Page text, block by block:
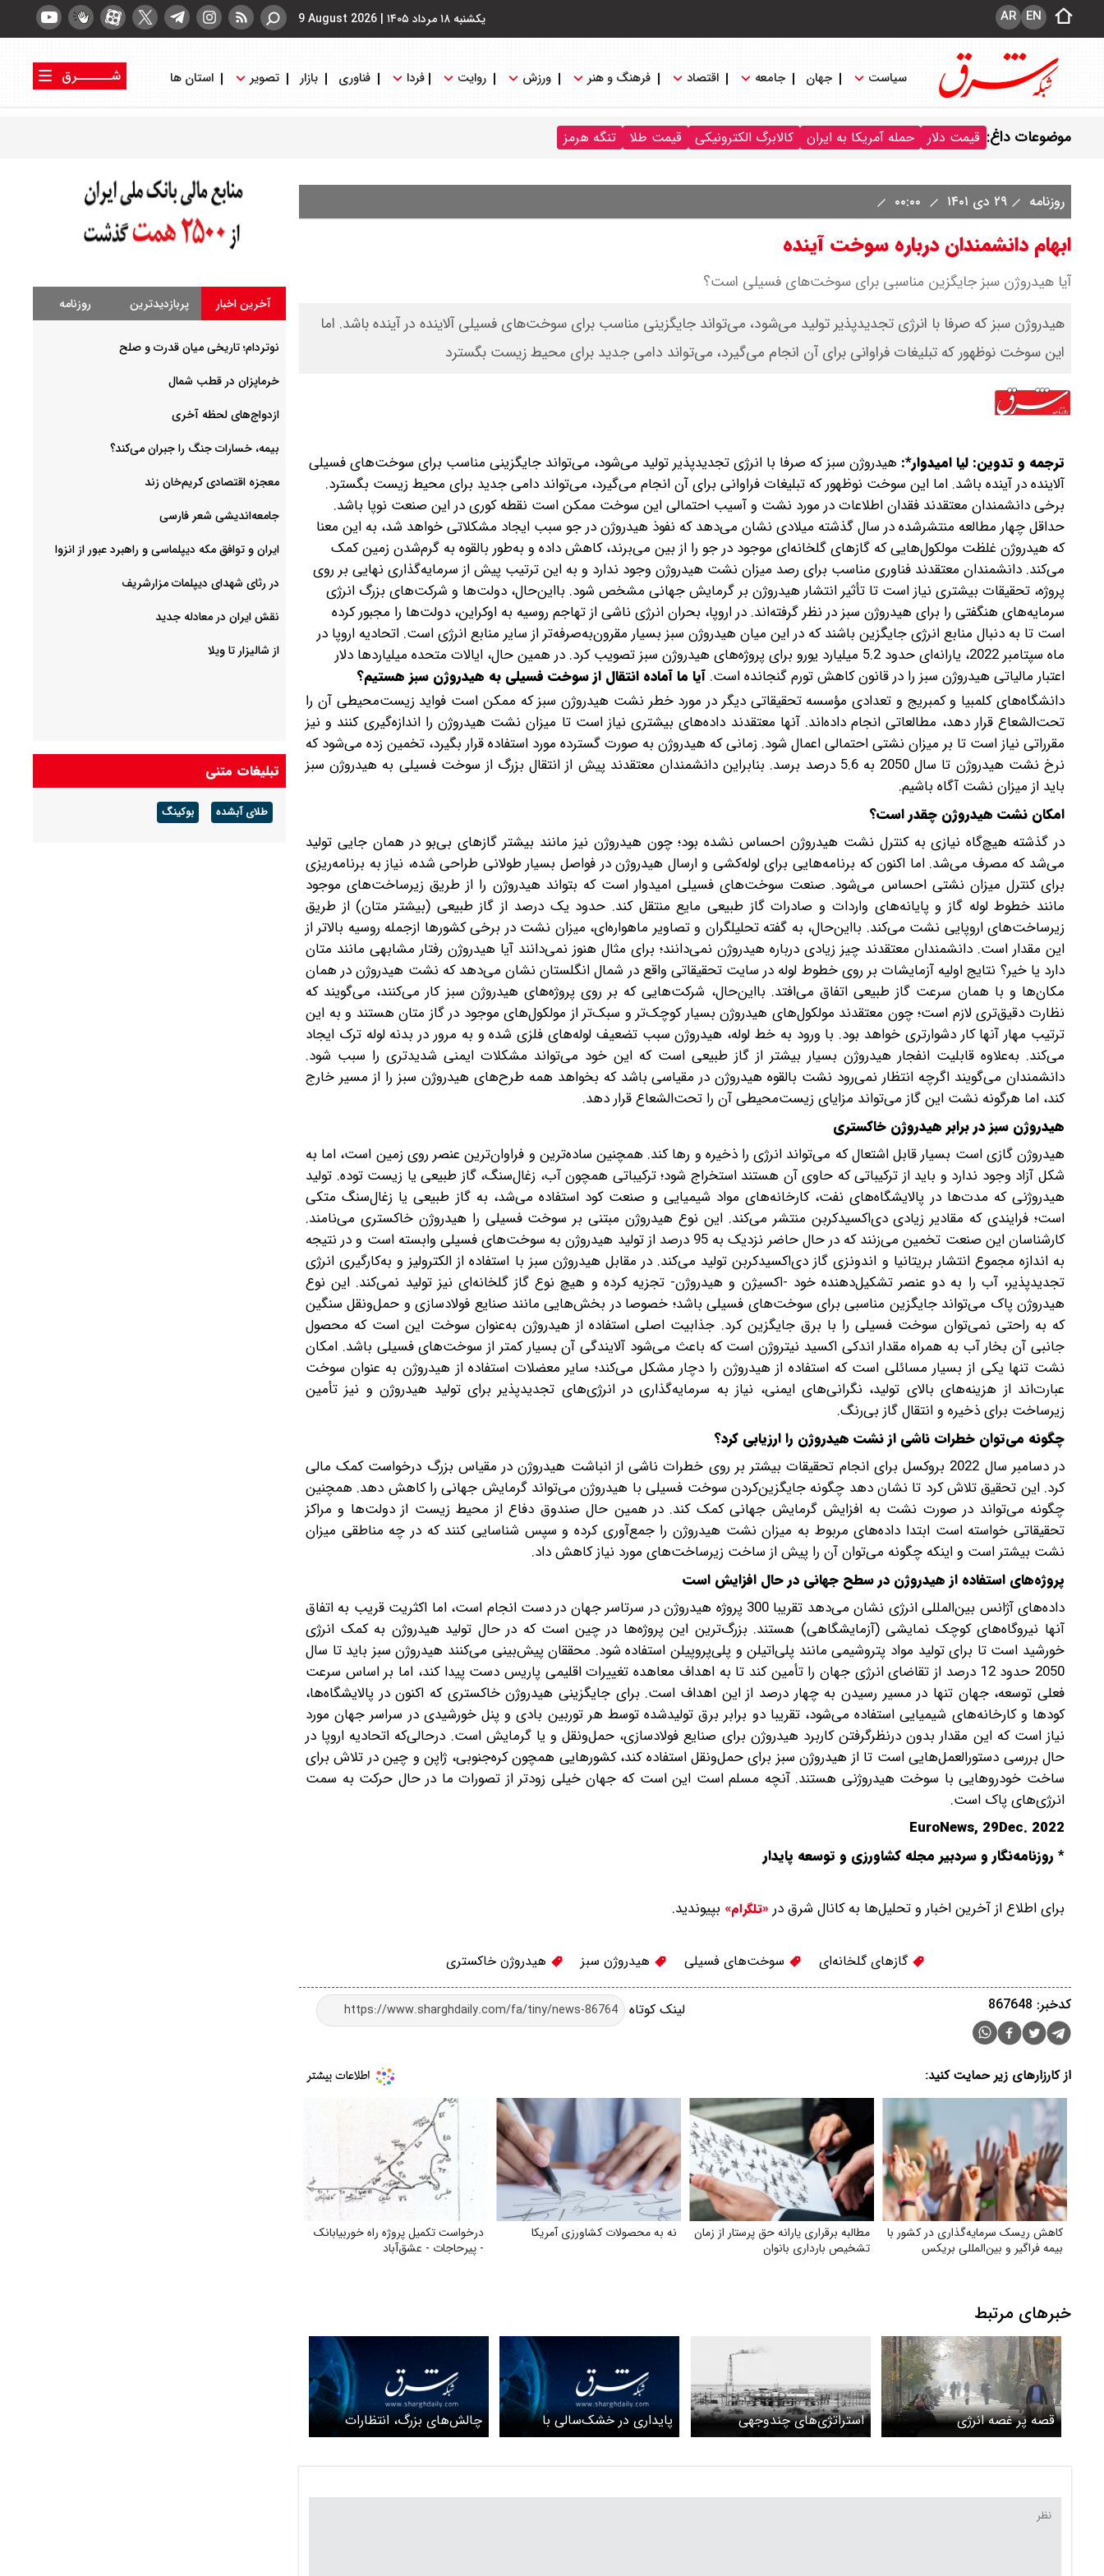
یکشنبه ۱۸ مرداد ۱۴۰۵ |
9 August 2026 EN
AR
سیاست جهان جامعه اقتصاد فرهنگ و هنر ورزش روایت فردا فناوری بازار تصویر استان ها
شــــــرق
موضوعات داغ: قیمت دلار حمله آمریکا به ایران کالابرگ الکترونیکی قیمت طلا تنگه هرمز
روزنامه ۲۹ دی ۱۴۰۱
ابهام دانشمندان درباره سوخت آینده
آیا هیدروژن سبز جایگزین مناسبی برای سوخت‌های فسیلی است؟
هیدروژن سبز که صرفا با انرژی تجدیدپذیر تولید می‌شود، می‌تواند جایگزینی مناسب برای سوخت‌های فسیلی آلاینده در آینده باشد. اما
این سوخت نوظهور که تبلیغات فراوانی برای آن انجام می‌گیرد، می‌تواند دامی جدید برای محیط زیست بگسترد
ترجمه و تدوین: لیا امیدوار*:‌ هیدروژن سبز که صرفا با انرژی تجدیدپذیر تولید می‌شود، می‌تواند جایگزینی مناسب برای سوخت‌های فسیلی
آلاینده در آینده باشد. اما این سوخت نوظهور که تبلیغات فراوانی برای آن انجام می‌گیرد، می‌تواند دامی جدید برای محیط زیست بگسترد.
برخی دانشمندان معتقدند فقدان اطلاعات در مورد نشت و آسیب احتمالی این سوخت ممکن است نقطه کوری در این صنعت نوپا باشد.
حداقل چهار مطالعه منتشرشده در سال گذشته میلادی نشان می‌دهد که نفوذ هیدروژن در جو سبب ایجاد مشکلاتی خواهد شد، به این‌ معنا
که هیدروژن غلظت مولکول‌هایی که گازهای گلخانه‌ای موجود در جو را از بین می‌برند، کاهش داده و به‌طور بالقوه به گرم‌شدن زمین کمک
می‌کند. دانشمندان معتقدند فناوری مناسب برای رصد میزان نشت هیدروژن وجود ندارد و به این‌ ترتیب پیش از سرمایه‌گذاری نهایی بر روی
پروژه، تحقیقات بیشتری نیاز است تا تأثیر انتشار هیدروژن بر گرمایش جهانی مشخص شود. با‌این‌حال، دولت‌ها و شرکت‌های بزرگ انرژی
سرمایه‌های هنگفتی را برای هیدروژن سبز در نظر گرفته‌اند. در اروپا، بحران انرژی ناشی از تهاجم روسیه به اوکراین، دولت‌ها را مجبور کرده
است تا به دنبال منابع انرژی جایگزین باشند که در این میان هیدروژن سبز بسیار مقرون‌به‌صرفه‌تر از سایر منابع انرژی‌ است. اتحادیه اروپا در
ماه سپتامبر 2022، یارانه‌ای حدود 5.2 میلیارد یورو برای پروژه‌های هیدروژن سبز تصویب کرد. در همین حال، ایالات متحده میلیاردها دلار
اعتبار مالیاتی هیدروژن سبز را در قانون کاهش تورم گنجانده است. آیا ما آماده انتقال از سوخت فسیلی به هیدروژن سبز هستیم؟
دانشگاه‌های کلمبیا و کمبریج و تعدادی مؤسسه تحقیقاتی دیگر در مورد خطر نشت هیدروژن سبز که ممکن است فواید زیست‌محیطی آن را
تحت‌الشعاع قرار دهد، مطالعاتی انجام داده‌اند. آنها معتقدند داده‌های بیشتری نیاز است تا میزان نشت هیدروژن را اندازه‌گیری کنند و نیز
مقرراتی نیاز است تا بر میزان نشتی احتمالی اعمال شود. زمانی که هیدروژن به صورت گسترده مورد استفاده قرار بگیرد، تخمین زده می‌شود که
نرخ نشت هیدروژن تا سال 2050 به 5.6 درصد برسد. بنابراین دانشمندان معتقدند پیش از انتقال بزرگ از سوخت فسیلی به هیدروژن سبز
باید از میزان نشت آگاه باشیم.
امکان نشت هیدروژن چقدر است؟
در گذشته هیچ‌گاه نیازی به کنترل نشت هیدروژن احساس نشده بود؛ چون هیدروژن نیز مانند بیشتر گازهای بی‌بو در همان جایی تولید
می‌شد که مصرف می‌شد. اما اکنون که برنامه‌هایی برای لوله‌کشی و ارسال هیدروژن در فواصل بسیار طولانی طراحی شده، نیاز به برنامه‌ریزی
برای کنترل میزان نشتی احساس می‌شود. صنعت سوخت‌های فسیلی امیدوار است که بتواند هیدروژن را از طریق زیرساخت‌های موجود
مانند خطوط لوله گاز و پایانه‌های واردات و صادرات گاز طبیعی مایع منتقل کند. حدود یک درصد از گاز طبیعی (بیشتر متان) از طریق
زیرساخت‌های اروپایی نشت می‌کند. با‌این‌حال، به گفته تحلیلگران و تصاویر ماهواره‌ای، میزان نشت در برخی کشورها از‌جمله روسیه بالاتر از
این مقدار است. دانشمندان معتقدند چیز زیادی درباره هیدروژن نمی‌دانند؛ برای مثال هنوز نمی‌دانند آیا هیدروژن رفتار مشابهی مانند متان
دارد یا خیر؟ نتایج اولیه آزمایشات بر روی خطوط لوله در سایت تحقیقاتی واقع در شمال انگلستان نشان می‌دهد که نشت هیدروژن در همان
مکان‌ها و با همان سرعت گاز طبیعی اتفاق می‌افتد. با‌این‌حال، شرکت‌هایی که بر روی پروژه‌های هیدروژن سبز کار می‌کنند، می‌گویند که
نظارت دقیق‌تری لازم است؛ چون معتقدند مولکول‌های هیدروژن بسیار کوچک‌تر و سبک‌تر از مولکول‌های موجود در گاز متان هستند و به این‌
ترتیب مهار آنها کار دشوارتری خواهد بود. با ورود به خط لوله، هیدروژن سبب تضعیف لوله‌های فلزی شده و به مرور در بدنه لوله ترک ایجاد
می‌کند. به‌علاوه قابلیت انفجار هیدروژن بسیار بیشتر از گاز طبیعی‌ است که این خود می‌تواند مشکلات ایمنی شدیدتری را سبب شود.
دانشمندان می‌گویند اگرچه انتظار نمی‌رود نشت بالقوه هیدروژن در مقیاسی باشد که بخواهد همه طرح‌های هیدروژن سبز را از مسیر خارج
کند، اما هرگونه نشت این گاز می‌تواند مزایای زیست‌محیطی آن را تحت‌الشعاع قرار دهد.
هیدروژن سبز در برابر هیدروژن خاکستری
هیدروژن گازی‌ است بسیار قابل اشتعال که می‌تواند انرژی را ذخیره و رها کند. همچنین ساده‌ترین و فراوان‌ترین عنصر روی زمین است، اما به
شکل آزاد وجود ندارد و باید از ترکیباتی که حاوی آن هستند استخراج شود؛ ترکیباتی همچون آب، زغال‌سنگ، گاز طبیعی‌ یا زیست توده. تولید
هیدروژنی که مدت‌ها در پالایشگاه‌های نفت، کارخانه‌های مواد شیمیایی و صنعت کود استفاده می‌شد، به گاز طبیعی یا زغال‌سنگ متکی‌
است؛ فرایندی که مقادیر زیادی دی‌اکسید‌کربن منتشر می‌کند. این نوع هیدروژن مبتنی بر سوخت فسیلی را هیدروژن خاکستری می‌نامند.
کارشناسان این صنعت تخمین می‌زنند که در حال حاضر نزدیک به 95 درصد از تولید هیدروژن به سوخت‌های فسیلی وابسته است و در نتیجه
به اندازه مجموع انتشار بریتانیا و اندونزی گاز دی‌اکسید‌کربن تولید می‌کند. در مقابل هیدروژن سبز با استفاده از الکترولیز و به‌کارگیری انرژی
تجدیدپذیر، آب را به دو عنصر تشکیل‌دهنده خود -اکسیژن و هیدروژن- تجزیه کرده و هیچ نوع گاز گلخانه‌ای نیز تولید نمی‌کند. این نوع
هیدروژن پاک می‌تواند جایگزین مناسبی برای سوخت‌های فسیلی باشد؛ خصوصا در بخش‌هایی مانند صنایع فولادسازی و حمل‌ونقل سنگین
که به‌ راحتی نمی‌توان سوخت فسیلی را با برق جایگزین کرد. جذابیت اصلی استفاده از هیدروژن به‌عنوان سوخت این است که محصول
جانبی آن بخار آب به همراه مقدار اندکی اکسید نیتروژن است که باعث می‌شود آلایندگی آن بسیار کمتر از سوخت‌های فسیلی باشد. امکان
نشت تنها یکی از بسیار مسائلی‌ است که استفاده از هیدروژن را دچار مشکل می‌کند؛ سایر معضلات استفاده از هیدروژن به عنوان سوخت
عبارت‌اند از هزینه‌های بالای تولید، نگرانی‌های ایمنی، نیاز به سرمایه‌گذاری در انرژی‌های تجدیدپذیر برای تولید هیدروژن و نیز تأمین
زیرساخت برای ذخیره و انتقال گاز بی‌رنگ.
چگونه می‌توان خطرات ناشی از نشت هیدروژن را ارزیابی کرد؟
در دسامبر سال 2022 بروکسل برای انجام تحقیقات بیشتر بر روی خطرات ناشی از انباشت هیدروژن در مقیاس بزرگ درخواست کمک مالی
کرد. این تحقیق تلاش کرد تا نشان دهد چگونه جایگزین‌کردن سوخت فسیلی با هیدروژن می‌تواند گرمایش جهانی را کاهش دهد. همچنین
چگونه می‌تواند در صورت نشت به افزایش گرمایش جهانی کمک کند. در همین حال صندوق دفاع از محیط زیست از دولت‌ها و مراکز
تحقیقاتی خواسته است ابتدا داده‌های مربوط به میزان نشت هیدروژن را جمع‌آوری کرده و سپس شناسایی کنند که در چه مناطقی میزان
نشت بیشتر است و اینکه چگونه می‌توان آن را پیش از ساخت زیرساخت‌های مورد نیاز کاهش داد.
پروژه‌های استفاده از هیدروژن در سطح جهانی در حال افزایش است
داده‌های آژانس بین‌المللی انرژی نشان می‌دهد تقریبا 300 پروژه هیدروژن در سرتاسر جهان در دست انجام است، اما اکثریت قریب به اتفاق
آنها نیروگاه‌های کوچک نمایشی (آزمایشگاهی) هستند. بزرگ‌ترین این پروژه‌ها در چین است که در حال تولید هیدروژن به کمک انرژی
خورشید است تا برای تولید مواد پتروشیمی مانند پلی‌اتیلن و پلی‌پروپیلن استفاده شود. محققان پیش‌بینی می‌کنند هیدروژن سبز باید تا سال
2050 حدود 12 درصد از تقاضای انرژی جهان را تأمین کند تا به اهداف معاهده تغییرات اقلیمی پاریس دست پیدا کند، اما بر اساس سرعت
فعلی توسعه، جهان تنها در مسیر رسیدن به چهار درصد از این اهداف است. برای جایگزینی هیدروژن خاکستری که اکنون در پالایشگاه‌ها،
کودها و کارخانه‌های شیمیایی استفاده می‌شود، تقریبا دو برابر برق تولیدشده توسط هر توربین بادی و پنل خورشیدی در سراسر جهان مورد
نیاز است که این مقدار بدون در‌نظر‌گرفتن کاربرد هیدروژن برای صنایع فولادسازی، حمل‌ونقل و یا گرمایش است. درحالی‌که اتحادیه اروپا در
حال بررسی دستورالعمل‌هایی‌ است تا از هیدروژن سبز برای حمل‌ونقل استفاده کند، کشورهایی همچون کره‌جنوبی، ژاپن و چین در تلاش برای
ساخت خودروهایی با سوخت هیدروژنی هستند. آنچه مسلم است این‌ است که جهان خیلی زودتر از تصورات ما در حال حرکت به سمت
انرژی‌های پاک است.
EuroNews, 29Dec. 2022
* روزنامه‌نگار و سردبیر مجله کشاورزی و توسعه پایدار
برای اطلاع از آخرین اخبار و تحلیل‌ها به کانال شرق در «تلگرام» بپیوندید.
گازهای گلخانه‌ای سوخت‌های فسیلی هیدروژن سبز هیدروژن خاکستری
لینک کوتاه کدخبر: 867648
از کارزارهای زیر حمایت کنید:
کاهش ریسک سرمایه‌گذاری در کشور با
بیمه فراگیر و بین‌المللی بریکس
مطالبه برقراری یارانه حق پرستار از زمان
تشخیص بارداری بانوان
نه به محصولات کشاورزی آمریکا
درخواست تکمیل پروژه راه خوربیابانک
- پیرحاجات - عشق‌آباد
خبرهای مرتبط
قصه پر غصه انرژی
استراتژی‌های چندوجهی
عربستان برای چالش تغییر
پایداری در خشک‌سالی با
انرژی‌های تجدیدپذیر
چالش‌های بزرگ، انتظارات
کوچک
آخرین اخبار پربازدیدترین روزنامه
نوتردام؛ تاریخی میان قدرت و صلح‌
خرماپزان در قطب شمال
ازدواج‌های لحظه آخری
بیمه، خسارات جنگ را جبران می‌کند؟
معجزه اقتصادی کریم‌خان زند
جامعه‌اندیشی شعر فارسی
ایران و توافق مکه دیپلماسی و راهبرد عبور از انزوا
در رثای شهدای دیپلمات مزارشریف
نقش ایران در معادله جدید
از شالیزار تا ویلا
تبلیغات متنی
طلای آبشده بوکینگ